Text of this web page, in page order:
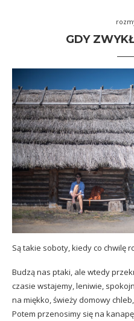
GDY
Są takie soboty, kiedy co chwilę
Budzą nas ptaki, ale wtedy
czasie wstajemy, leniwie,
na miękko, świeży domowy
Potem przenosimy się na